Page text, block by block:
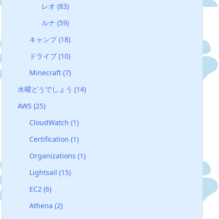
レオ (83)
ルナ (59)
キャンプ(18)
ドライブ(10)
Minecraft(7)
水曜どうでしょう (14)
AWS (25)
CloudWatch(1)
Certification(1)
Organizations(1)
Lightsail(15)
EC2(6)
Athena(2)